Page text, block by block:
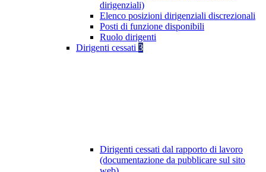
dirigenziali)
Elenco posizioni dirigenziali discrezionali
Posti di funzione disponibili
Ruolo dirigenti
Dirigenti cessati 3
Dirigenti cessati dal rapporto di lavoro
(documentazione da pubblicare sul sito